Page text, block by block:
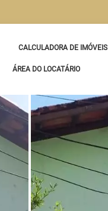
CALCULADORA DE IMÓVEIS
ÁREA DO LOCATÁRIO